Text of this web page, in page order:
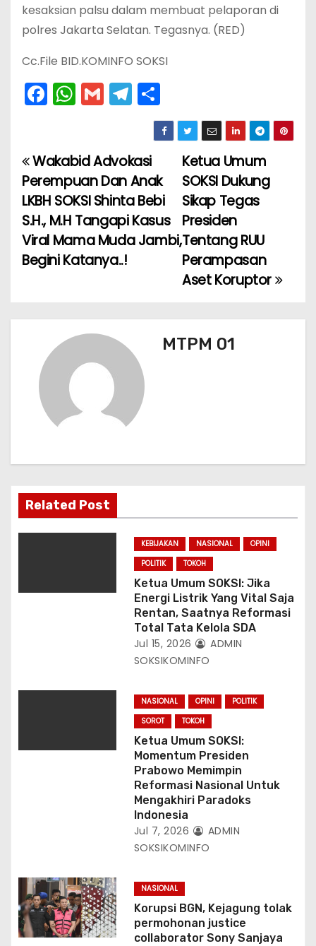
kesaksian palsu dalam membuat pelaporan di
polres Jakarta Selatan. Tegasnya. (RED)
Cc.File BID.KOMINFO SOKSI
F
a
e
b
o
o
k
W
h
ts
A
p
p
G
m
l
T
el
gr
a
m
h
ar
N
a
v
i
a
s
Ketua Umum
SOKSI Dukung
Sikap Tegas
Presiden
Tentang RUU
Perampasan
Aset Koruptor
Wakabid Advokasi
Perempuan Dan Anak
LKBH SOKSI Shinta Bebi
S.H., M.H Tangapi Kasus
Viral Mama Muda Jambi,
Begini Katanya..!
MTPM 01
Related Post
KEBIJAKAN NASIONAL
OPINI
POLITIK
TOKOH
Ketua Umum SOKSI: Jika
Energi Listrik Yang Vital Saja
Rentan, Saatnya Reformasi
Total Tata Kelola SDA
Jul 15, 2026
ADMIN
SOKSIKOMINFO
NASIONAL OPINI
POLITIK
SOROT
TOKOH
Ketua Umum SOKSI:
Momentum Presiden
Prabowo Memimpin
Reformasi Nasional Untuk
Mengakhiri Paradoks
Indonesia
Jul 7, 2026
ADMIN
SOKSIKOMINFO
NASIONAL
Korupsi BGN, Kejagung tolak
permohonan justice
collaborator Sony Sanjaya